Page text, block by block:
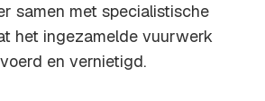
samen met specialistische
het ingezamelde vuurwerk
en vernietigd.